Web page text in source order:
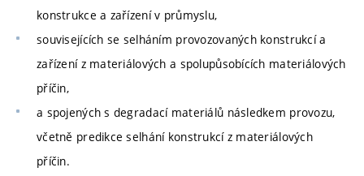
konstrukce a zařízení v průmyslu,
souvisejících se selháním provozovaných konstrukcí a
zařízení z materiálových a spolupůsobících materiálových
příčin,
a spojených s degradací materiálů následkem provozu,
včetně predikce selhání konstrukcí z materiálových
příčin.